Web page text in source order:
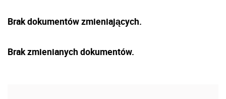
Brak dokumentów zmieniających.
Brak zmienianych dokumentów.